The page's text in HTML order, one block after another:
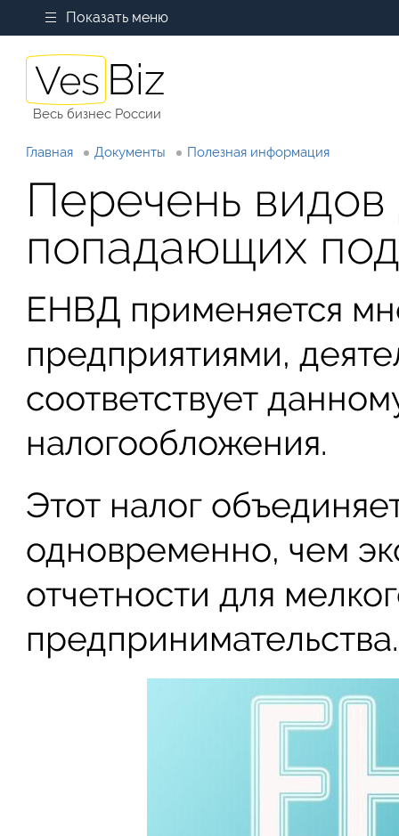
Показать меню
Весь бизнес России
Главная Документы Полезная информация
Перечень видов
попадающих
ЕНВД применяется
предприятиями,
соответствует
налогообложения.
Этот налог
одновременно, чем
отчетности для
предпринимательства.